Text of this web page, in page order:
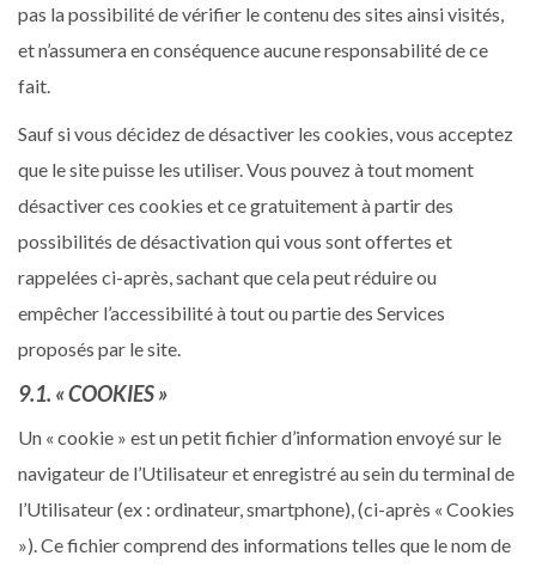
pas la possibilité de vérifier le contenu des sites ainsi visités,
et n’assumera en conséquence aucune responsabilité de ce
fait.
Sauf si vous décidez de désactiver les cookies, vous acceptez
que le site puisse les utiliser. Vous pouvez à tout moment
désactiver ces cookies et ce gratuitement à partir des
possibilités de désactivation qui vous sont offertes et
rappelées ci-après, sachant que cela peut réduire ou
empêcher l’accessibilité à tout ou partie des Services
proposés par le site.
9.1. « COOKIES »
Un « cookie » est un petit fichier d’information envoyé sur le
navigateur de l’Utilisateur et enregistré au sein du terminal de
l’Utilisateur (ex : ordinateur, smartphone), (ci-après « Cookies
»). Ce fichier comprend des informations telles que le nom de